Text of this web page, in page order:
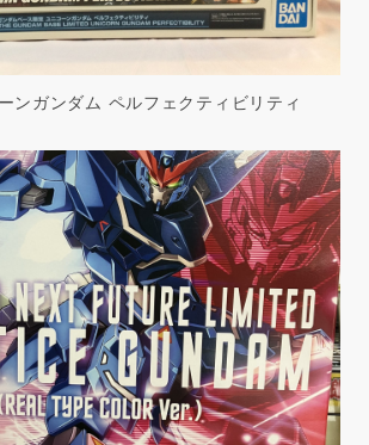
ンガンダム ペルフェクティビリティ